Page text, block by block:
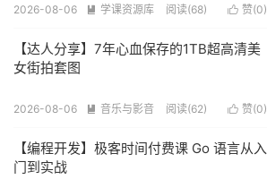
 赞(0)
2026-08-06  学课资源库 阅读(68)
【达人分享】7年心血保存的1TB超高清美
女街拍套图
 赞(0)
2026-08-06  音乐与影音 阅读(62)
【编程开发】极客时间付费课 Go 语言从入
门到实战